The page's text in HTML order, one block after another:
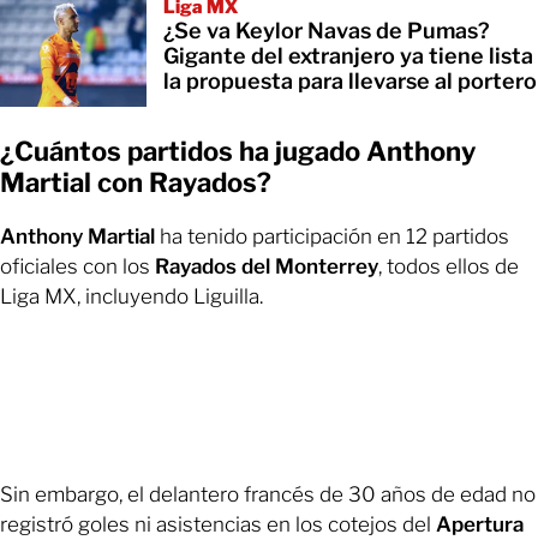
Liga MX
¿Se va Keylor Navas de Pumas?
Gigante del extranjero ya tiene lista
la propuesta para llevarse al portero
¿Cuántos partidos ha jugado Anthony
Martial con Rayados?
Anthony Martial ha tenido participación en 12 partidos
oficiales con los Rayados del Monterrey, todos ellos de
Liga MX, incluyendo Liguilla.
Sin embargo, el delantero francés de 30 años de edad no
registró goles ni asistencias en los cotejos del Apertura